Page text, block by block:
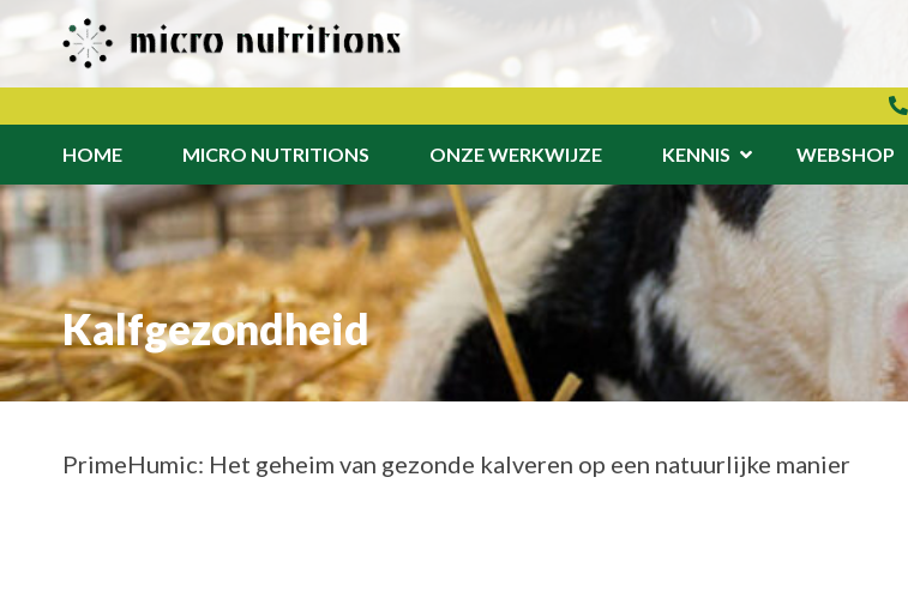
HOME MICRO NUTRITIONS ONZE WERKWIJZE KENNIS WEBSHOP
Kalfgezondheid
PrimeHumic: Het geheim van gezonde kalveren op een natuurlijke manier